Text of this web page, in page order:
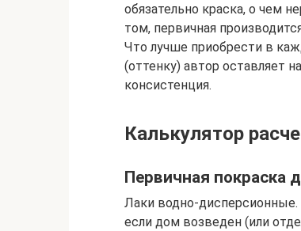
обязательно краска, о чем
том, первичная
Что лучше приобрести в
(оттенку) автор оставляет
консистенция.
Калькулятор
Первичная покраска
Лаки водно-
если дом возведен (или